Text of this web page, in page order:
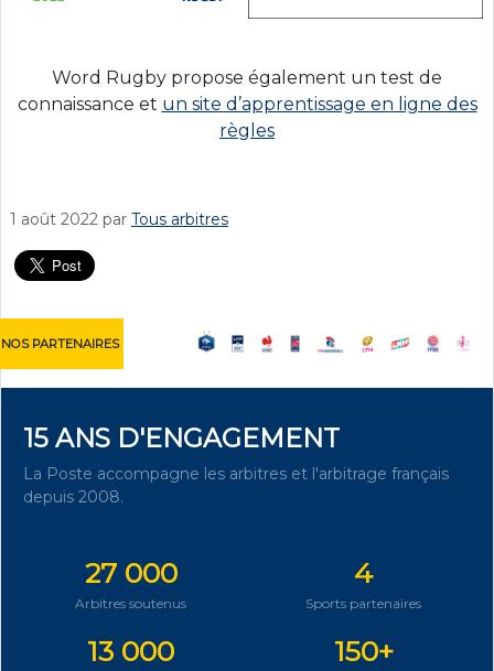
Word Rugby propose également un test de
connaissance et un site d’apprentissage en ligne des
règles
1 août 2022 par Tous arbitres
NOS PARTENAIRES
15 ANS D'ENGAGEMENT
La Poste accompagne les arbitres et l'arbitrage français
depuis 2008.
27 000
Arbitres soutenus
4
Sports partenaires
13 000 150+